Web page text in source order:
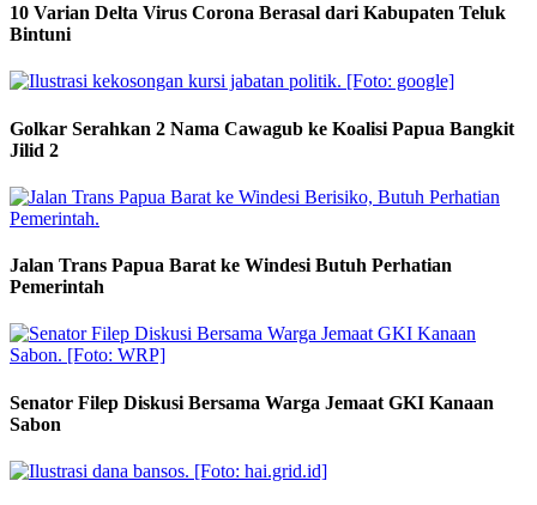
10 Varian Delta Virus Corona Berasal dari Kabupaten Teluk
Bintuni
Golkar Serahkan 2 Nama Cawagub ke Koalisi Papua Bangkit
Jilid 2
Jalan Trans Papua Barat ke Windesi Butuh Perhatian
Pemerintah
Senator Filep Diskusi Bersama Warga Jemaat GKI Kanaan
Sabon